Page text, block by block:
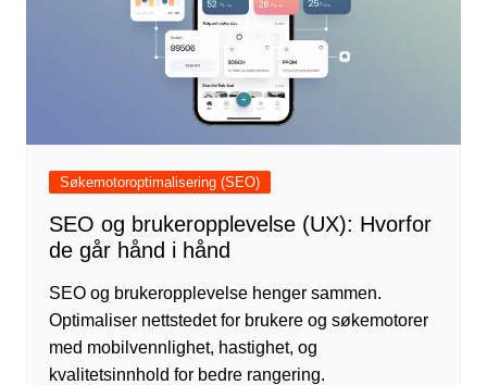
Søkemotoroptimalisering (SEO)
SEO og brukeropplevelse (UX): Hvorfor
de går hånd i hånd
SEO og brukeropplevelse henger sammen.
Optimaliser nettstedet for brukere og søkemotorer
med mobilvennlighet, hastighet, og
kvalitetsinnhold for bedre rangering.